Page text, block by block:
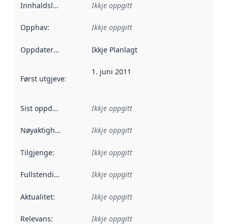
Innhaldsleverandørar :
Ikkje oppgitt
Opphav: Ikkje oppgitt
Oppdateringsfrekvens :
Ikkje Planlagt
Først utgjeve: Denne datoen seier når dataa i dette
1. juni 2011
Sist oppdatert Ikkje oppgitt
Nøyaktigheit Ikkje oppgitt
Tilgjenge: Ikkje oppgitt
Fullstendigheit Ikkje oppgitt
Aktualitet: Ikkje oppgitt
Relevans: Ikkje oppgitt